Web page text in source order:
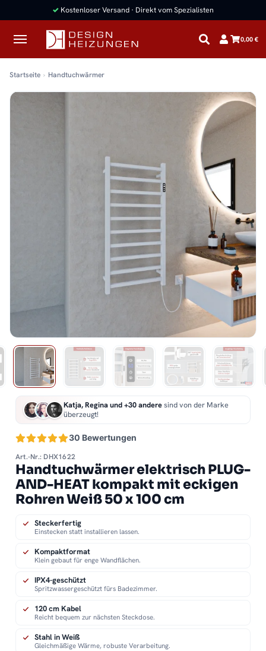
✓ Kostenloser Versand · Direkt vom Spezialisten
0,00 €
Startseite Handtuchwärmer
30 Bewertungen
Katja, Regina und +30 anderesind von der Marke
überzeugt!
Art.-Nr.: DHX1622
Handtuchwärmer elektrisch PLUG-
AND-HEAT kompakt mit eckigen
Rohren Weiß 50 x 100 cm
Steckerfertig
Einstecken statt installieren lassen.
Kompaktformat
Klein gebaut für enge Wandflächen.
IPX4-geschützt
Spritzwassergeschützt fürs Badezimmer.
120 cm Kabel
Reicht bequem zur nächsten Steckdose.
Stahl in Weiß
Gleichmäßige Wärme, robuste Verarbeitung.